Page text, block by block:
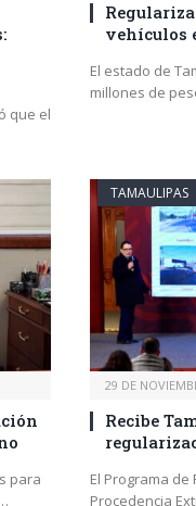
que el
vehículos
El estado de
millones de
para
TAMAULIPAS
29 DE
Recibe
El Programa
Procedencia